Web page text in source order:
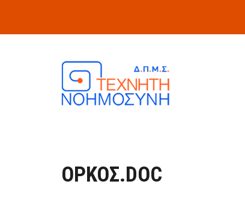
ΟΡΚΟΣ.DOC